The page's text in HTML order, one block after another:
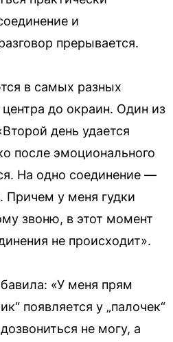
и
прерывается.
в самых разных
до окраин. Один из
день удается
после эмоционального
На одно соединение —
Причем у меня гудки
звоню, в этот момент
не происходит».
«У меня прям
появляется у „палочек“
не могу, а